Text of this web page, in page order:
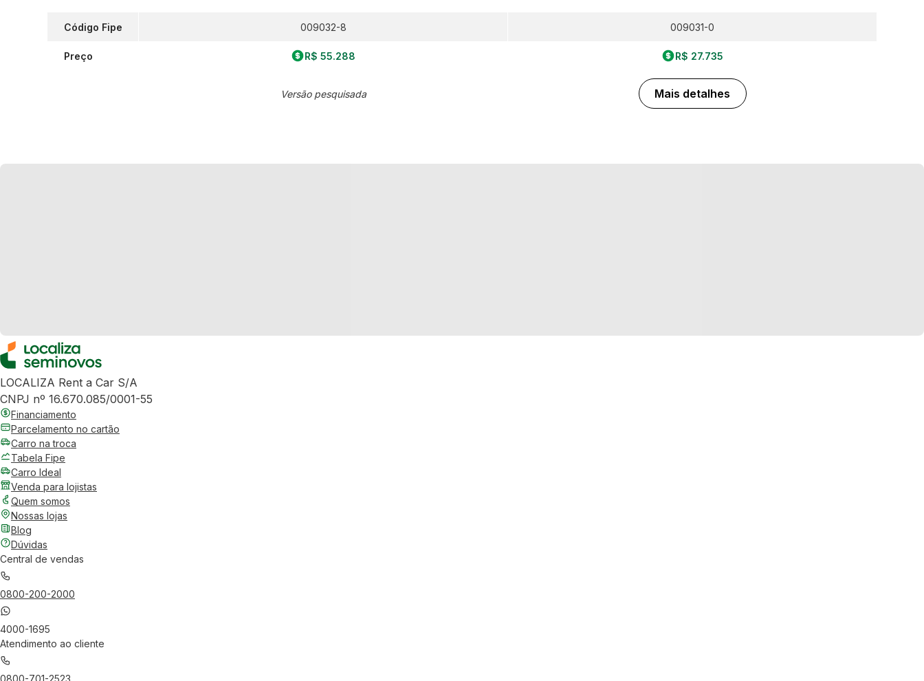
Código Fipe
Preço
009032-8
R$ 55.288
Versão pesquisada
009031-0
R$ 27.735
Mais detalhes
LOCALIZA Rent a Car S/A
CNPJ nº 16.670.085/0001-55
Financiamento
Parcelamento no cartão
Carro na troca
Tabela Fipe
Carro Ideal
Venda para lojistas
Quem somos
Nossas lojas
Blog
Dúvidas
Central de vendas
0800-200-2000
4000-1695
Atendimento ao cliente
0800-701-2523